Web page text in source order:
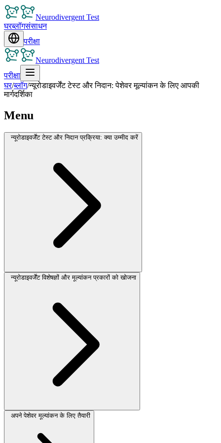
Neurodivergent Test
घरब्लॉगसंसाधन
परीक्षा
Neurodivergent Test
परीक्षा
घर/ब्लॉग/न्यूरोडाइवर्जेंट टेस्ट और निदान: पेशेवर मूल्यांकन के लिए आपकी
मार्गदर्शिका
Menu
न्यूरोडाइवर्जेंट टेस्ट और निदान प्रक्रिया: क्या उम्मीद करें
न्यूरोडाइवर्जेंट विशेषज्ञों और मूल्यांकन प्रकारों को खोजना
अपने पेशेवर मूल्यांकन के लिए तैयारी